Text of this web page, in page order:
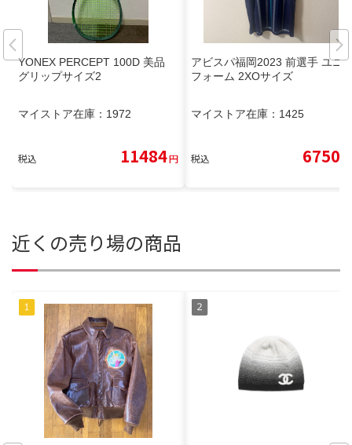
YONEX PERCEPT 100D 美品
グリップサイズ2
マイストア在庫： 1972
税込 11484円
アビスパ福岡2023 前選手 ユニ
フォーム 2XOサイズ
マイストア在庫： 1425
税込 6750
近くの売り場の商品